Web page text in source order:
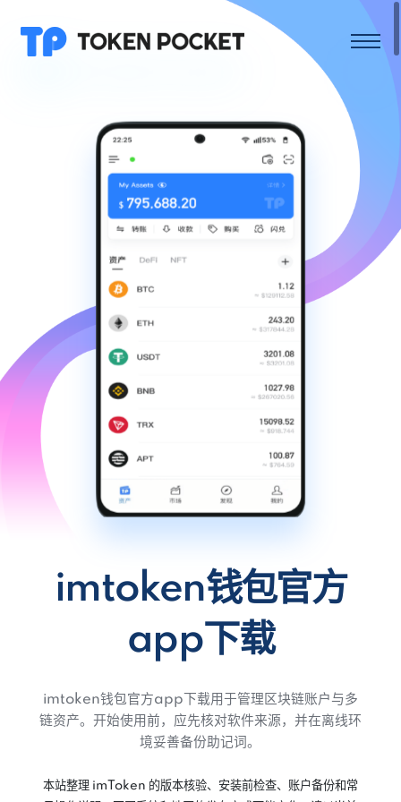
imtoken钱包官方
app下载
imtoken钱包官方app下载用于管理区块链账户与多
链资产。开始使用前，应先核对软件来源，并在离线环
境妥善备份助记词。
本站整理 imToken 的版本核验、安装前检查、账户备份和常